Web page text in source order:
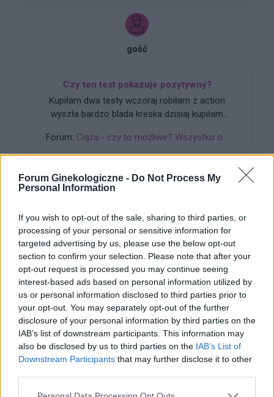
Forum Ginekologiczne - Do Not Process My
Personal Information
If you wish to opt-out of the sale, sharing to third parties, or
processing of your personal or sensitive information for
targeted advertising by us, please use the below opt-out
section to confirm your selection. Please note that after your
opt-out request is processed you may continue seeing
interest-based ads based on personal information utilized by
us or personal information disclosed to third parties prior to
your opt-out. You may separately opt-out of the further
disclosure of your personal information by third parties on the
IAB’s list of downstream participants. This information may
also be disclosed by us to third parties on the IAB’s List of
Downstream Participants that may further disclose it to other
krwawienie. Czy mam się czego obawiać? Czy
sytuacja w kolejnym cyklu może się powtórzyć?
wizytę u ginekologa. Czy są jakieś metody by
gość
Czy ten test pokazuje pozytywny?
Kupiłam dwa testy wczoraj robiłam z action
wyszła bardzo blada kreska dzisiaj kupiłam
pozytywny czy to kreska parowa
Forum: Ciąża - czy to możliwe? Wszystko o...
Pominięcie tabletki
Biorę tabletki od prawie 2 lat, w czwartek
pierwszy raz zapomniałam o tabletce. Wzięłam
ją o 16 w piątek, a o 20 wzięłam piątkową. Co
mam robić dalej, przestać brać i poczekać na
krwawienie czy może nie robić przerwy na
krwawienie. Pierwszy spotykam się z taką
sytuacją i obawiam się troszeczkę. Dziękuję za
pomoc
Forum: Antykoncepcja
gość
Nuvaring